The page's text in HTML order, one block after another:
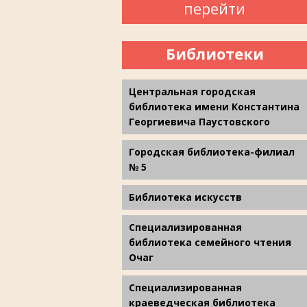
перейти
Библиотеки
Центральная городская
библиотека имени Константина
Георгиевича Паустовского
Городская библиотека-филиал
№ 5
Библиотека искусств
Специализированная
библиотека семейного чтения
Очаг
Специализированная
краеведческая библиотека